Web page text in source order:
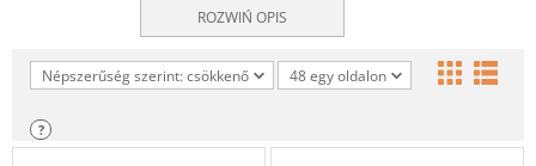
ROZWIŃ OPIS
Népszerűség szerint: csökkenő 48 egy oldalon
?